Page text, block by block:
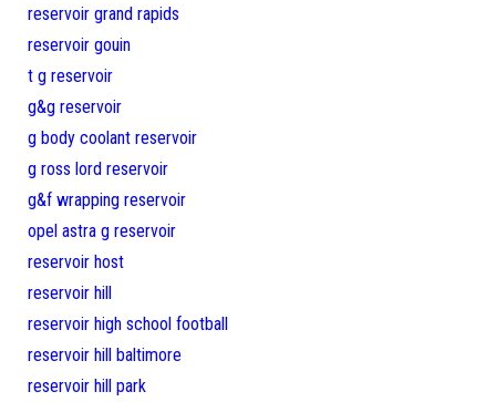
reservoir grand rapids
reservoir gouin
t g reservoir
g&g reservoir
g body coolant reservoir
g ross lord reservoir
g&f wrapping reservoir
opel astra g reservoir
reservoir host
reservoir hill
reservoir high school football
reservoir hill baltimore
reservoir hill park